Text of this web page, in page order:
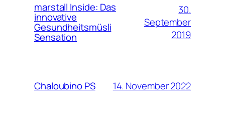
marstall Inside: Das
innovative
Gesundheitsmüsli
Sensation
30.
September
2019
Chaloubino PS 14. November 2022